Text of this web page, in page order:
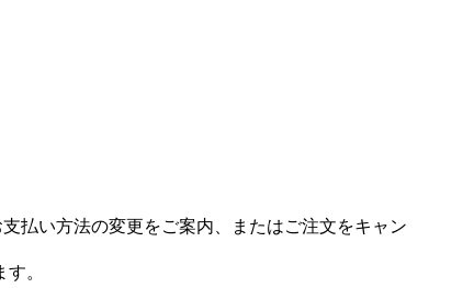
払い方法の変更をご案内、またはご注文をキャン
。